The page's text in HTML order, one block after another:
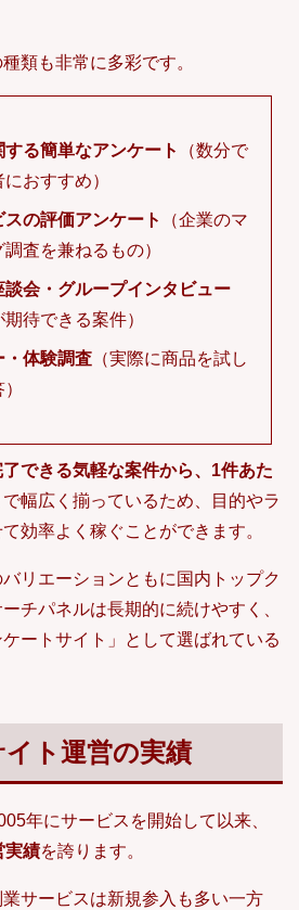
類も非常に多彩です。
する簡単なアンケート
（数分で
おすすめ）
の評価アンケート
（企業のマ
査を兼ねるもの）
談会・グループインタビュー
期待できる案件）
・体験調査 （実際に商品を試し
できる気軽な案件から、1件あた
で幅広く揃っているため、目的やラ
効率よく稼ぐことができます。
リエーションともに国内トップク
チパネルは長期的に続けやすく、
ケートサイト」として選ばれている
ト運営の実績
年にサービスを開始して以来、
実績を誇ります。
サービスは新規参入も多い一方